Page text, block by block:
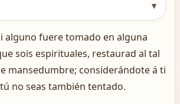
▾
alguno fuere tomado en alguna
sois espirituales, restaurad al tal
mansedumbre; considerándote á ti
no seas también tentado.